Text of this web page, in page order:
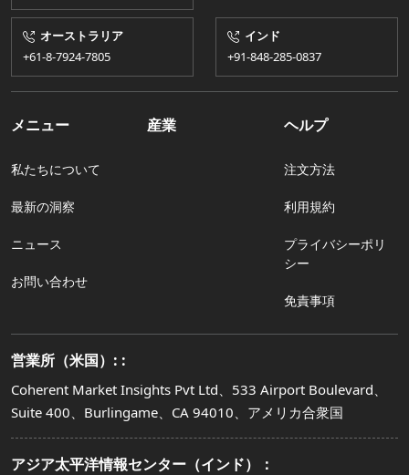
オーストラリア
+61-8-7924​​-7805
インド
+91-848-285-0837
メニュー
私たちについて
最新の洞察
ニュース
お問い合わせ
産業 ヘルプ
注文方法
利用規約
プライバシーポリ
シー
免責事項
営業所（米国）: :
Coherent Market Insights Pvt Ltd、533 Airport Boulevard、
Suite 400、Burlingame、CA 94010、アメリカ合衆国
アジア太平洋情報センター（インド）：